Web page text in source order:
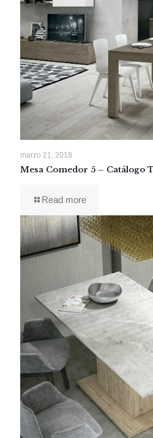
marzo 21, 2018
Mesa Comedor 5 – Catálogo
Read more